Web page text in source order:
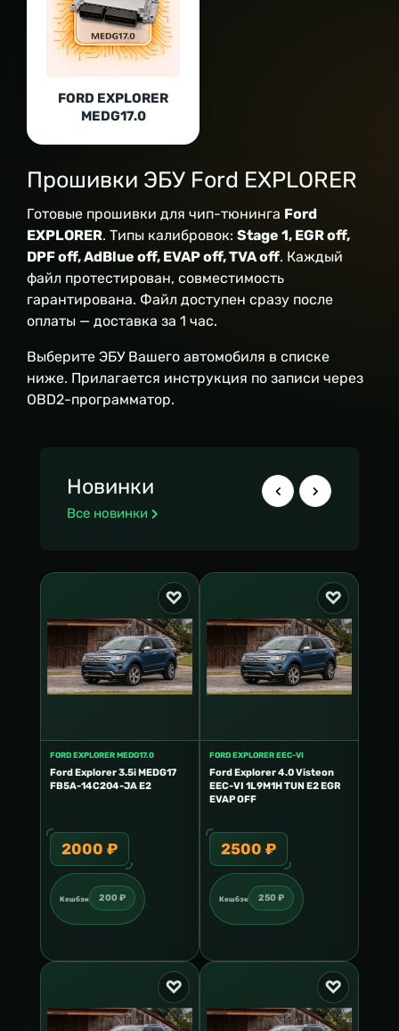
FORD EXPLORER
MEDG17.0
Прошивки ЭБУ Ford EXPLORER
Готовые прошивки для чип-тюнинга Ford
EXPLORER. Типы калибровок: Stage 1, EGR off,
DPF off, AdBlue off, EVAP off, TVA off. Каждый
файл протестирован, совместимость
гарантирована. Файл доступен сразу после
оплаты — доставка за 1 час.
Выберите ЭБУ Вашего автомобиля в списке
ниже. Прилагается инструкция по записи через
OBD2-программатор.
Новинки
Все новинки
FORD EXPLORER MEDG17.0
Ford Explorer 3.5i MEDG17
FB5A-14C204-JA E2
2000 ₽
Кешбэк 200 ₽
FORD EXPLORER EEC-VI
Ford Explorer 4.0 Visteon
EEC-VI 1L9M1H TUN E2 EGR
EVAP OFF
2500 ₽
Кешбэк 250 ₽